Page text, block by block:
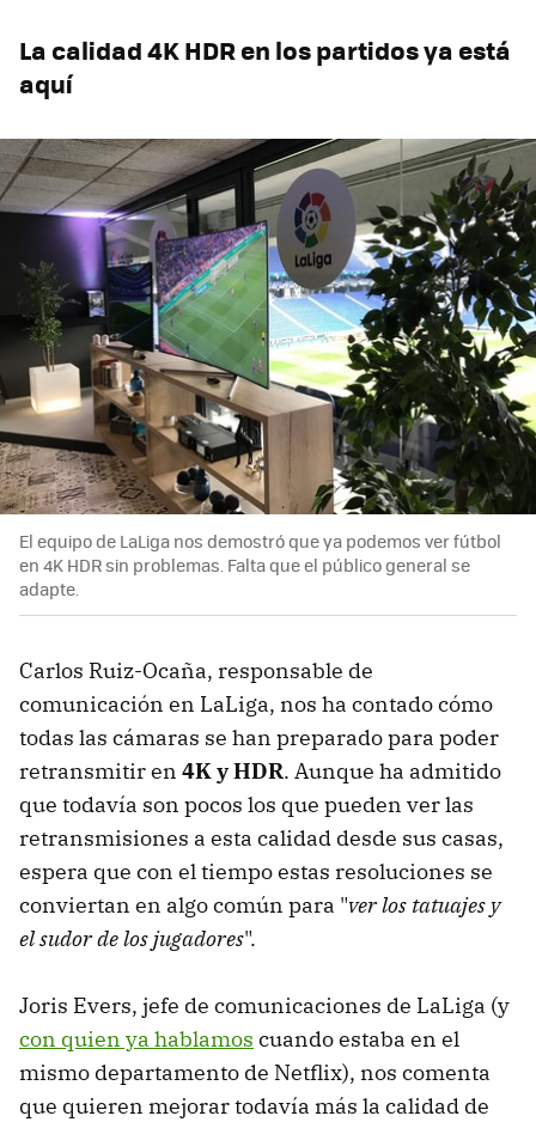
La calidad 4K HDR en los partidos ya está
aquí
El equipo de LaLiga nos demostró que ya podemos ver fútbol
en 4K HDR sin problemas. Falta que el público general se
adapte.
Carlos Ruiz-Ocaña, responsable de
comunicación en LaLiga, nos ha contado cómo
todas las cámaras se han preparado para poder
retransmitir en 4K y HDR. Aunque ha admitido
que todavía son pocos los que pueden ver las
retransmisiones a esta calidad desde sus casas,
espera que con el tiempo estas resoluciones se
conviertan en algo común para "ver los tatuajes y
el sudor de los jugadores".
Joris Evers, jefe de comunicaciones de LaLiga (y
con quien ya hablamos cuando estaba en el
mismo departamento de Netflix), nos comenta
que quieren mejorar todavía más la calidad de